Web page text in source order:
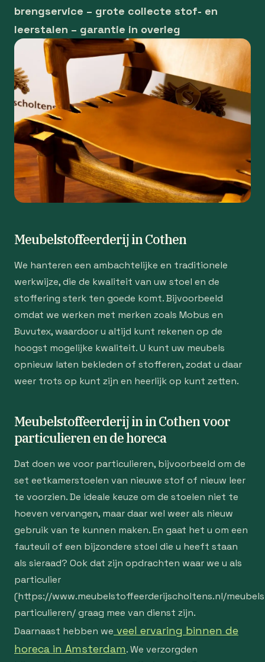
brengservice – grote collecte stof- en
leerstalen – garantie in overleg
Meubelstoffeerderij in Cothen
We hanteren een ambachtelijke en traditionele
werkwijze, die de kwaliteit van uw stoel en de
stoffering sterk ten goede komt. Bijvoorbeeld
omdat we werken met merken zoals Mobus en
Buvutex, waardoor u altijd kunt rekenen op de
hoogst mogelijke kwaliteit. U kunt uw meubels
opnieuw laten bekleden of stofferen, zodat u daar
weer trots op kunt zijn en heerlijk op kunt zetten.
Meubelstoffeerderij in in Cothen voor
particulieren en de horeca
Dat doen we voor particulieren, bijvoorbeeld om de
set eetkamerstoelen van nieuwe stof of nieuw leer
te voorzien. De ideale keuze om de stoelen niet te
hoeven vervangen, maar daar wel weer als nieuw
gebruik van te kunnen maken. En gaat het u om een
fauteuil of een bijzondere stoel die u heeft staan
als sieraad? Ook dat zijn opdrachten waar we u als
particulier
(https://www.meubelstoffeerderijscholtens.nl/
particulieren/ graag mee van dienst zijn.
Daarnaast hebben we veel ervaring binnen de
horeca in Amsterdam. We verzorgden